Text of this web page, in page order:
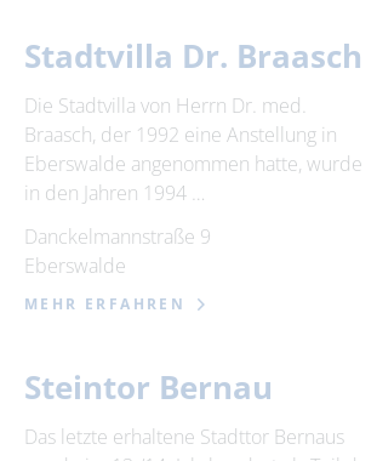
Stadtvilla Dr. Braasch
Die Stadtvilla von Herrn Dr. med.
Braasch, der 1992 eine Anstellung in
Eberswalde angenommen hatte, wurde
in den Jahren 1994 …
Danckelmannstraße 9
Eberswalde
MEHR ERFAHREN
Steintor Bernau
Das letzte erhaltene Stadttor Bernaus